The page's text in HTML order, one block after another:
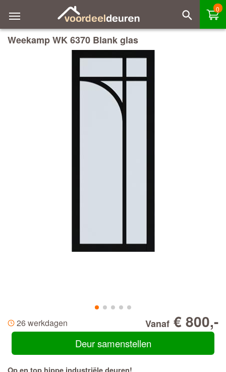
0
Weekamp WK 6370 Blank glas
26 werkdagen Vanaf € 800,-
Deur samenstellen